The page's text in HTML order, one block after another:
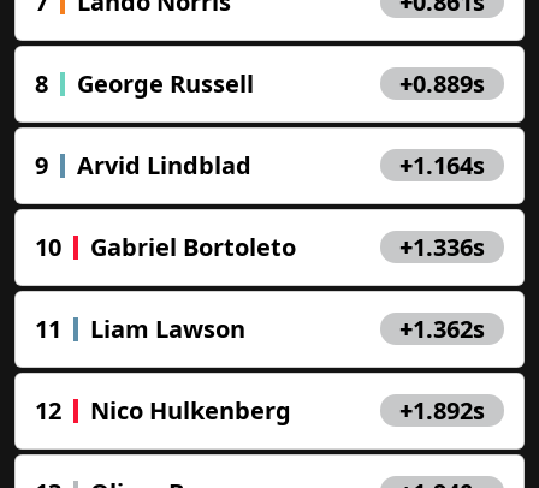
8 George Russell +0.889s
9 Arvid Lindblad +1.164s
10 Gabriel Bortoleto +1.336s
11 Liam Lawson +1.362s
12 Nico Hulkenberg +1.892s